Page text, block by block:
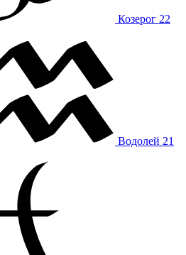
Козерог 22
Водолей 21